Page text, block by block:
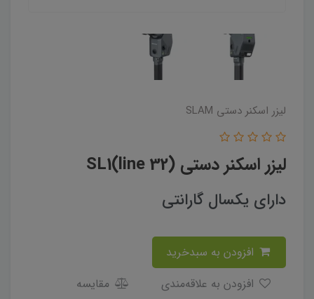
لیزر اسکنر دستی SLAM
لیزر اسکنر دستی (32 line)SL1
دارای یکسال گارانتی
مقایسه